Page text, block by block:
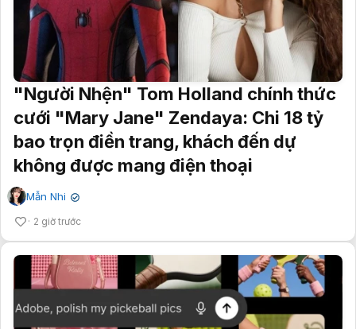
"Người Nhện" Tom Holland chính thức
cưới "Mary Jane" Zendaya: Chi 18 tỷ
bao trọn điền trang, khách đến dự
không được mang điện thoại
Mẫn Nhi ✔
2 giờ trước